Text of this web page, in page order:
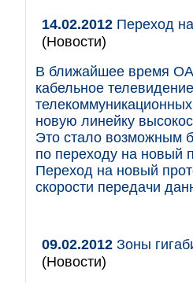
14.02.2012 Переход
(Новости)
В ближайшее время
кабельное
новую линейку
Это стало возможным
по переходу на новый
Переход на новый
скорости передачи
09.02.2012 Зоны
(Новости)